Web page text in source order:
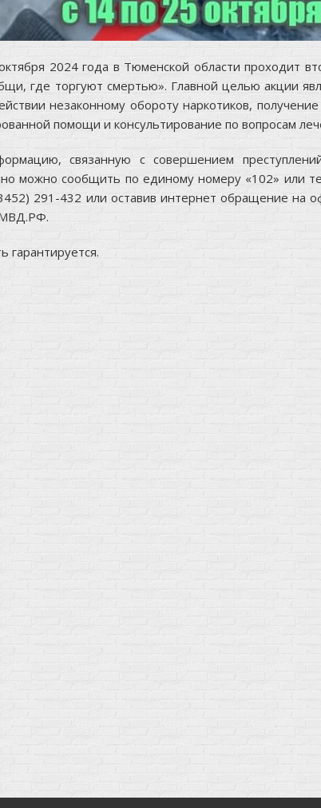
2024 года в Тюменской области проходит
где торгуют смертью». Главной целью акции
незаконному обороту наркотиков,
помощи и консультирование по вопросам
связанную с совершением
можно сообщить по единому номеру «102» или
291-432 или оставив интернет обращение на
гарантируется.